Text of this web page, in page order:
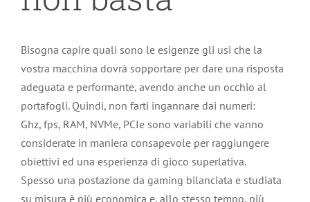
Bisogna capire quali sono le esigenze gli usi che la
vostra macchina dovrà sopportare per dare una risposta
adeguata e performante, avendo anche un occhio al
portafogli. Quindi, non farti ingannare dai numeri:
Ghz, fps, RAM, NVMe, PCIe sono variabili che vanno
considerate in maniera consapevole per raggiungere
obiettivi ed una esperienza di gioco superlativa.
Spesso una postazione da gaming bilanciata e studiata
su misura è più economica e, allo stesso tempo, più